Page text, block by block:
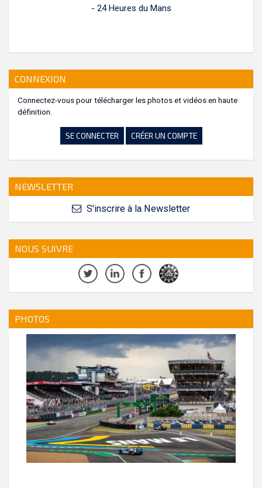
- 24 Heures du Mans
CONNEXION
Connectez-vous pour télécharger les photos et vidéos en haute
définition.
SE CONNECTER CRÉER UN COMPTE
NEWSLETTER
S'inscrire à la Newsletter
NOUS SUIVRE
PHOTOS